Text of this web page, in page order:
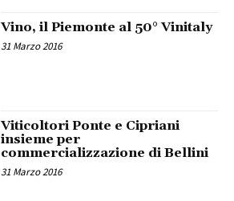
Vino, il Piemonte al 50° Vinitaly
31 Marzo 2016
Viticoltori Ponte e Cipriani
insieme per
commercializzazione di Bellini
31 Marzo 2016